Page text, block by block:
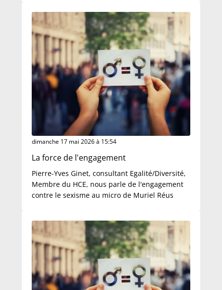
dimanche 17 mai 2026 à 15:54
La force de l'engagement
Pierre-Yves Ginet, consultant Egalité/Diversité,
Membre du HCE, nous parle de l'engagement
contre le sexisme au micro de Muriel Réus